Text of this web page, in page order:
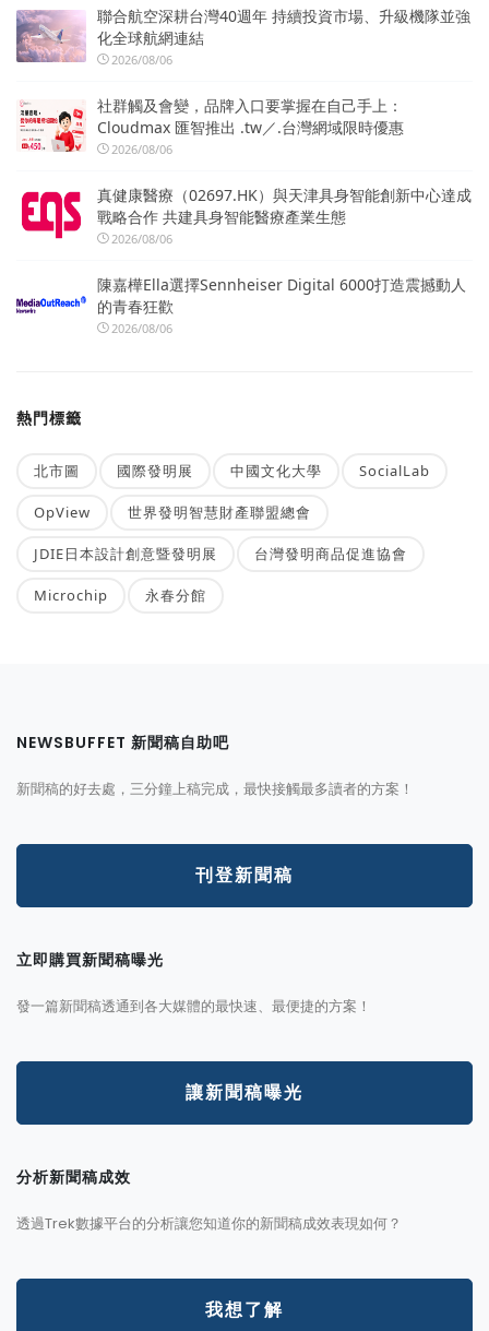
聯合航空深耕台灣40週年 持續投資市場、升級機隊並強
化全球航網連結
2026/08/06
社群觸及會變，品牌入口要掌握在自己手上：
Cloudmax 匯智推出 .tw／.台灣網域限時優惠
2026/08/06
真健康醫療（02697.HK）與天津具身智能創新中心達成
戰略合作 共建具身智能醫療產業生態
2026/08/06
陳嘉樺Ella選擇Sennheiser Digital 6000打造震撼動人
的青春狂歡
2026/08/06
熱門標籤
北市圖 國際發明展 中國文化大學 SocialLab
OpView 世界發明智慧財產聯盟總會
JDIE日本設計創意暨發明展 台灣發明商品促進協會
Microchip 永春分館
NEWSBUFFET 新聞稿自助吧
新聞稿的好去處，三分鐘上稿完成，最快接觸最多讀者的方案！
刊登新聞稿
立即購買新聞稿曝光
發一篇新聞稿透通到各大媒體的最快速、最便捷的方案！
讓新聞稿曝光
分析新聞稿成效
透過Trek數據平台的分析讓您知道你的新聞稿成效表現如何？
我想了解